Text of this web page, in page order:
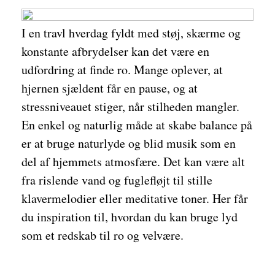
I en travl hverdag fyldt med støj, skærme og
konstante afbrydelser kan det være en
udfordring at finde ro. Mange oplever, at
hjernen sjældent får en pause, og at
stressniveauet stiger, når stilheden mangler.
En enkel og naturlig måde at skabe balance på
er at bruge naturlyde og blid musik som en
del af hjemmets atmosfære. Det kan være alt
fra rislende vand og fuglefløjt til stille
klavermelodier eller meditative toner. Her får
du inspiration til, hvordan du kan bruge lyd
som et redskab til ro og velvære.